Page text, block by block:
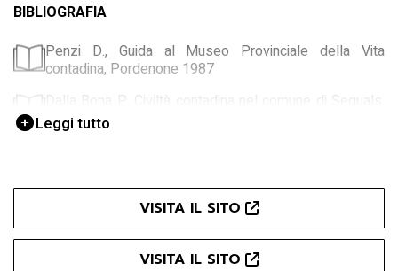
BIBLIOGRAFIA
Penzi D., Guida al Museo Provinciale della Vita
contadina, Pordenone 1987
Dalla Bona P., Civiltà contadina nel comune di Sequals.
1850-1950, Sequals (PN) 1993
Leggi tutto
VISITA IL SITO
VISITA IL SITO